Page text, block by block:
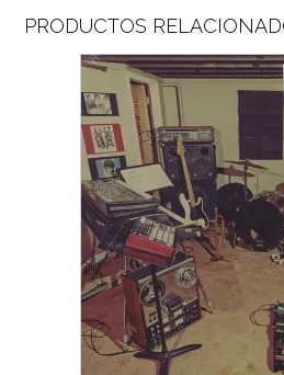
PRODUCTOS